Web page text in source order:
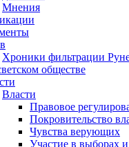
Мнения
Хроники фильтрации
обществе
Власти
Правовое
Покровительство
Чувства верующих
Участие в выборах